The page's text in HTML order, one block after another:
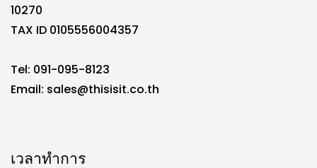
10270
TAX ID 0105556004357
Tel: 091-095-8123
Email: sales@thisisit.co.th
เวลาทำการ